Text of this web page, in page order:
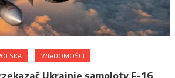
WIADOMOŚCI